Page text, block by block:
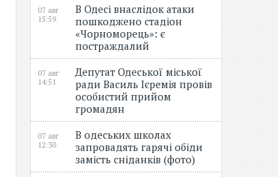
07 авг
15:59
В Одесі внаслідок атаки
пошкоджено стадіон
«Чорноморець»: є
постраждалий
07 авг
14:51
Депутат Одеської міської
ради Василь Ієремія провів
особистий прийом
громадян
07 авг
12:30
В одеських школах
запровадять гарячі обіди
замість сніданків (фото)